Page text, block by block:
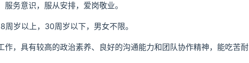
务意识，服从安排，爱岗敬业。
岁以上，30周岁以下，男女不限。
，具有较高的政治素养、良好的沟通能力和团队协作精神，能吃苦耐